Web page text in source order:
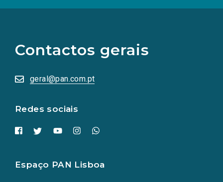
Contactos gerais
geral@pan.com.pt
Redes sociais
redes
sociais
numa
nova
Espaço PAN Lisboa